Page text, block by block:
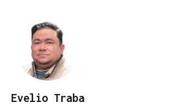
Evelio Traba